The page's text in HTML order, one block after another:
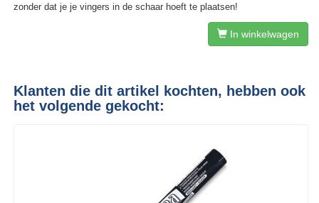
zonder dat je je vingers in de schaar hoeft te plaatsen!
In winkelwagen
Klanten die dit artikel kochten, hebben ook
het volgende gekocht: